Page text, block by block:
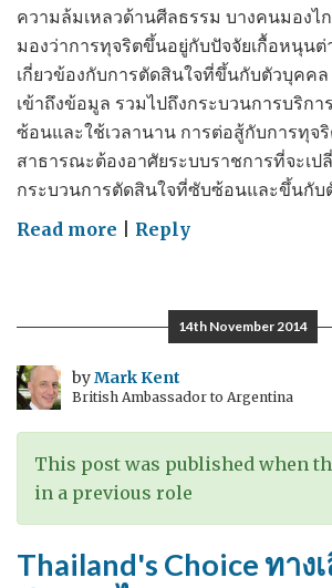
ความล้มเหลวด้านศีลธรรม บางคนมองไ
มองว่าการทุจริตขึ้นอยู่กับปัจจัยเกื้อหนุนต่
เกี่ยวข้องกับการตัดสินใจที่ขึ้นกับตัวบุคค
เข้าถึงข้อมูล รวมไปถึงกระบวนการบริก
ซ้อนและใช้เวลานาน การต่อสู้กับการทุจ
สาธารณะต้องอาศัยระบบราชการที่จะเป
กระบวนการตัดสินใจที่ซับซ้อนและขึ้นกั
Read more on
Corruption
–
ต้นทุน
ของ
การ
ทุจริต
Reply
14th November 2014
byMark Kent
British Ambassador to Argentina
This post was published when
in a previous role
Thailand's Choice ทาง